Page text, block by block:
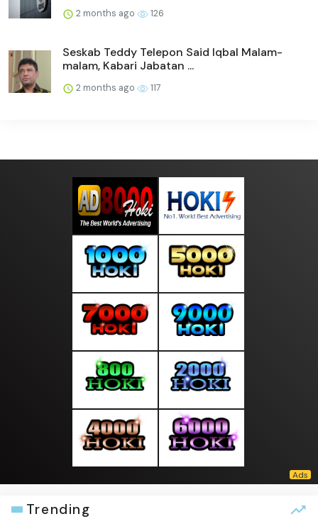
2 months ago 126
Seskab Teddy Telepon Said Iqbal Malam-
malam, Kabari Jabatan ...
2 months ago 117
Trending